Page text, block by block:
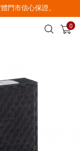
門市信心保證。
0
查看